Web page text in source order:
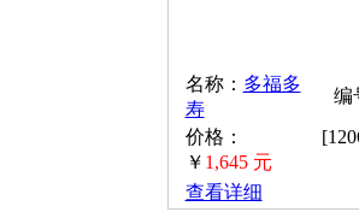
名称： 多福多
寿
编
价格：
￥ 1,645 元
查看详细